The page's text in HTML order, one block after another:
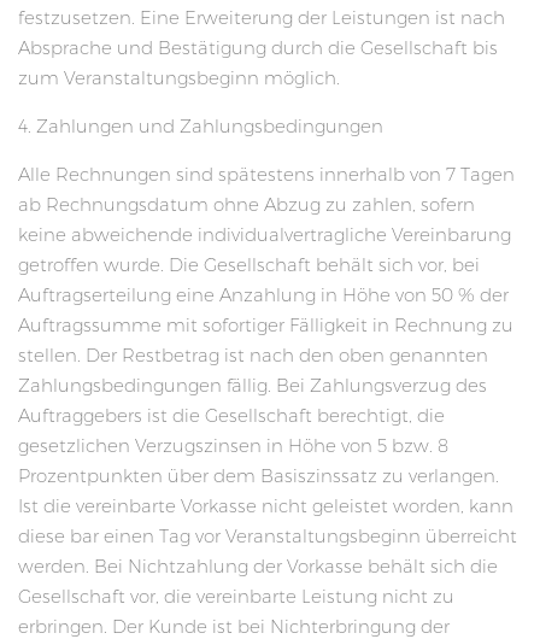
festzusetzen. Eine Erweiterung der Leistungen ist nach
Absprache und Bestätigung durch die Gesellschaft bis
zum Veranstaltungsbeginn möglich.
4. Zahlungen und Zahlungsbedingungen
Alle Rechnungen sind spätestens innerhalb von 7 Tagen
ab Rechnungsdatum ohne Abzug zu zahlen, sofern
keine abweichende individualvertragliche Vereinbarung
getroffen wurde. Die Gesellschaft behält sich vor, bei
Auftragserteilung eine Anzahlung in Höhe von 50 % der
Auftragssumme mit sofortiger Fälligkeit in Rechnung zu
stellen. Der Restbetrag ist nach den oben genannten
Zahlungsbedingungen fällig. Bei Zahlungsverzug des
Auftraggebers ist die Gesellschaft berechtigt, die
gesetzlichen Verzugszinsen in Höhe von 5 bzw. 8
Prozentpunkten über dem Basiszinssatz zu verlangen.
Ist die vereinbarte Vorkasse nicht geleistet worden, kann
diese bar einen Tag vor Veranstaltungsbeginn überreicht
werden. Bei Nichtzahlung der Vorkasse behält sich die
Gesellschaft vor, die vereinbarte Leistung nicht zu
erbringen. Der Kunde ist bei Nichterbringung der